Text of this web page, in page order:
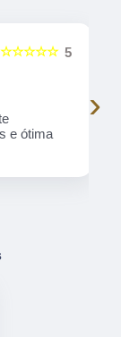
5
☆☆☆☆☆
e ótima
›